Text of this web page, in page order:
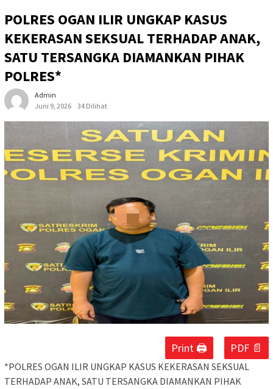
POLRES OGAN ILIR UNGKAP KASUS
KEKERASAN SEKSUAL TERHADAP ANAK,
SATU TERSANGKA DIAMANKAN PIHAK
POLRES*
Admin
Juni 9, 2026
34 Dilihat
Print 🖨 PDF 📄
*POLRES OGAN ILIR UNGKAP KASUS KEKERASAN SEKSUAL
TERHADAP ANAK, SATU TERSANGKA DIAMANKAN PIHAK